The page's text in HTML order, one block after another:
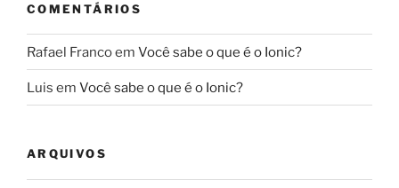
COMENTÁRIOS
Rafael Francoem Você sabe o que é o Ionic?
Luis em Você sabe o que é o Ionic?
ARQUIVOS